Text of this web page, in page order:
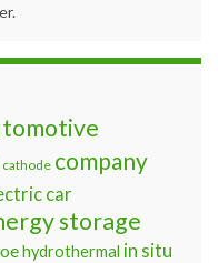
cathode company
car
storage
hydrothermal in situ